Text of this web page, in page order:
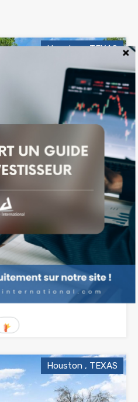
Houston , TEXAS
/ 12,15 %*
Surface
115 m²
Houston , TEXAS
Guide
Investisseur